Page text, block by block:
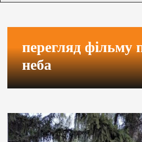
перегляд фільму
неба